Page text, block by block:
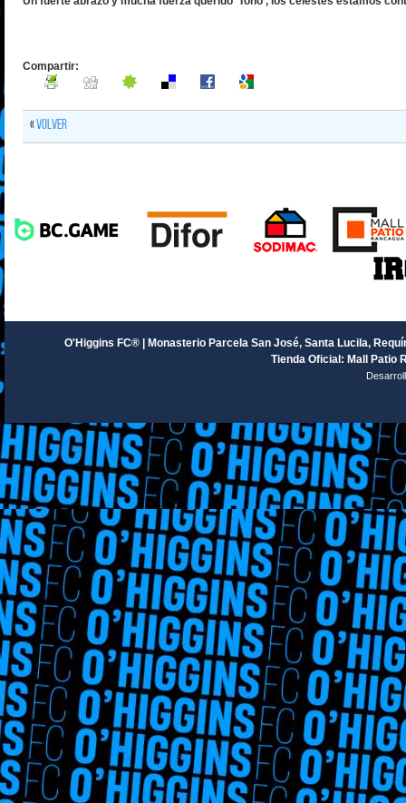
Compartir:
«Volver
O'Higgins FC® | Monasterio Parcela San José, Santa Lucila,
Tienda Oficial: Mall Patio